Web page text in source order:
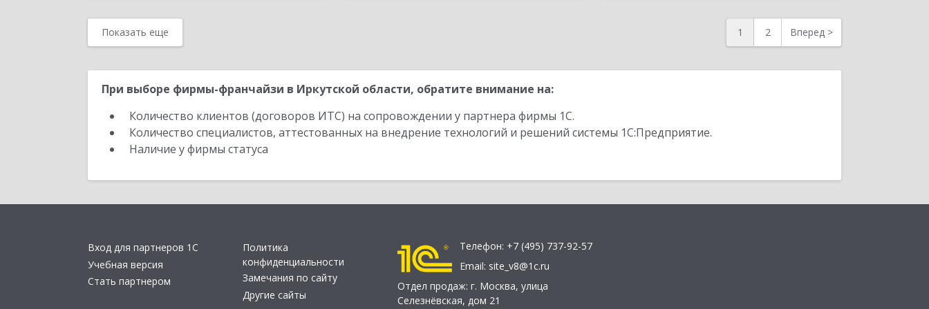
Показать еще 1 2 Вперед >
При выборе фирмы-франчайзи в Иркутской области, обратите внимание на:
Количество клиентов (договоров ИТС) на сопровождении у партнера фирмы 1С.
Количество специалистов, аттестованных на внедрение технологий и решений системы 1С:Предприятие.
Наличие у фирмы статуса
Вход для партнеров 1С
Учебная версия
Стать партнером
Политика
конфиденциальности
Замечания по сайту
Другие сайты
Телефон: +7 (495) 737-92-57
Email: site_v8@1c.ru
Отдел продаж: г. Москва, улица
Селезнёвская, дом 21